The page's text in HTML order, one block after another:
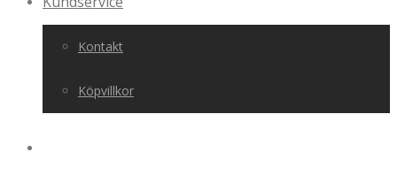
Kontakt
Köpvillkor